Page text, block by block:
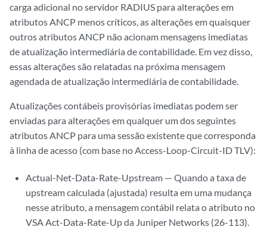
carga adicional no servidor RADIUS para alterações em
atributos ANCP menos críticos, as alterações em quaisquer
outros atributos ANCP não acionam mensagens imediatas
de atualização intermediária de contabilidade. Em vez disso,
essas alterações são relatadas na próxima mensagem
agendada de atualização intermediária de contabilidade.
Atualizações contábeis provisórias imediatas podem ser
enviadas para alterações em qualquer um dos seguintes
atributos ANCP para uma sessão existente que corresponda
à linha de acesso (com base no Access-Loop-Circuit-ID TLV):
Actual-Net-Data-Rate-Upstream — Quando a taxa de
upstream calculada (ajustada) resulta em uma mudança
nesse atributo, a mensagem contábil relata o atributo no
VSA Act-Data-Rate-Up da Juniper Networks (26-113).